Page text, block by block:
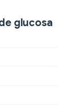
glucosa